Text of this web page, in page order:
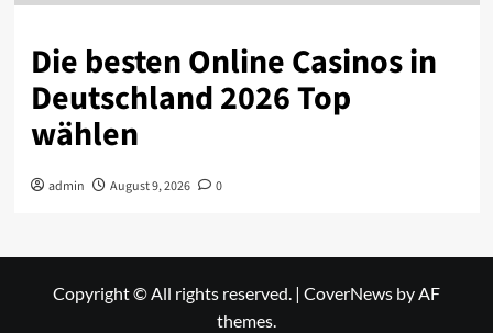
Die besten Online Casinos in
Deutschland 2026 Top
wählen
admin August 9, 2026 0
Copyright © All rights reserved. | CoverNews by AF
themes.